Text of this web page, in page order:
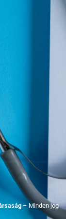
– Minden jog